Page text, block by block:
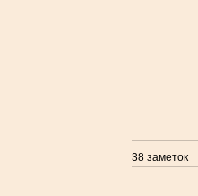
38 заметок